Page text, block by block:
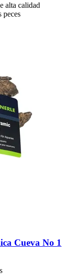
alta calidad
peces
Cueva No 1